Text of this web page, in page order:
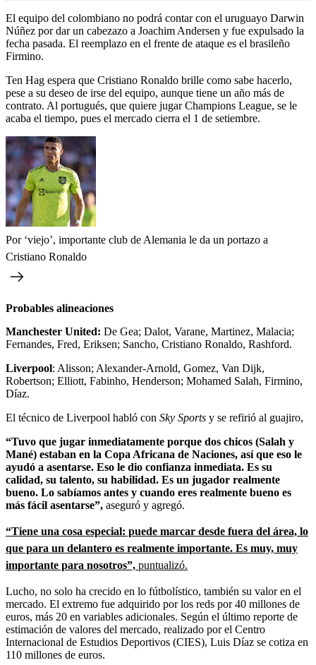
El equipo del colombiano no podrá contar con el uruguayo Darwin
Núñez por dar un cabezazo a Joachim Andersen y fue expulsado la
fecha pasada. El reemplazo en el frente de ataque es el brasileño
Firmino.
Ten Hag espera que Cristiano Ronaldo brille como sabe hacerlo,
pese a su deseo de irse del equipo, aunque tiene un año más de
contrato. Al portugués, que quiere jugar Champions League, se le
acaba el tiempo, pues el mercado cierra el 1 de setiembre.
Por ‘viejo’, importante club de Alemania le da un portazo a
Cristiano Ronaldo
Probables alineaciones
Manchester United: De Gea; Dalot, Varane, Martinez, Malacia;
Fernandes, Fred, Eriksen; Sancho, Cristiano Ronaldo, Rashford.
Liverpool: Alisson; Alexander-Arnold, Gomez, Van Dijk,
Robertson; Elliott, Fabinho, Henderson; Mohamed Salah, Firmino,
Díaz.
El técnico de Liverpool habló con Sky Sports y se refirió al guajiro,
“Tuvo que jugar inmediatamente porque dos chicos (Salah y
Mané) estaban en la Copa Africana de Naciones, así que eso le
ayudó a asentarse. Eso le dio confianza inmediata. Es su
calidad, su talento, su habilidad. Es un jugador realmente
bueno. Lo sabíamos antes y cuando eres realmente bueno es
más fácil asentarse”, aseguró y agregó.
“Tiene una cosa especial: puede marcar desde fuera del área, lo
que para un delantero es realmente importante. Es muy, muy
importante para nosotros”, puntualizó.
Lucho, no solo ha crecido en lo fútbolístico, también su valor en el
mercado. El extremo fue adquirido por los reds por 40 millones de
euros, más 20 en variables adicionales. Según el último reporte de
estimación de valores del mercado, realizado por el Centro
Internacional de Estudios Deportivos (CIES), Luis Díaz se cotiza en
110 millones de euros.